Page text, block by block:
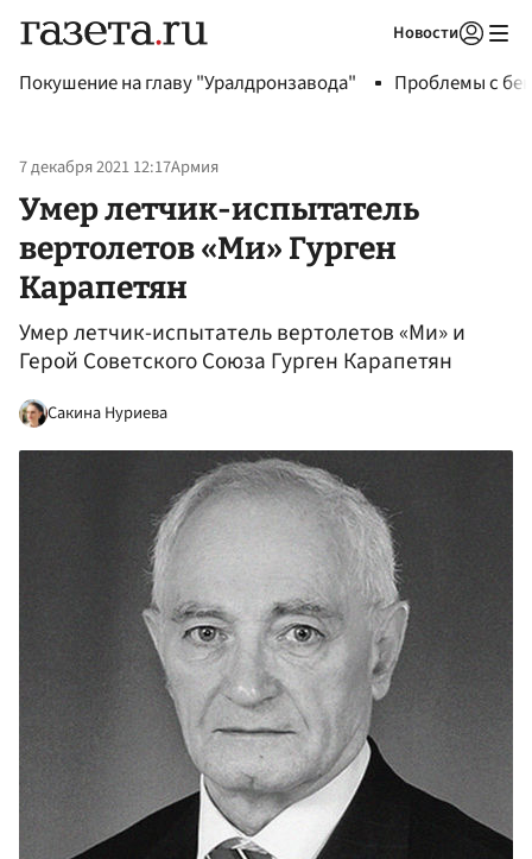
Новости
Покушение на главу "Уралдронзавода" Проблемы с
7 декабря 2021 12:17Армия
Умер летчик-испытатель
вертолетов «Ми» Гурген
Карапетян
Умер летчик-испытатель вертолетов «Ми» и
Герой Советского Союза Гурген Карапетян
Сакина Нуриева